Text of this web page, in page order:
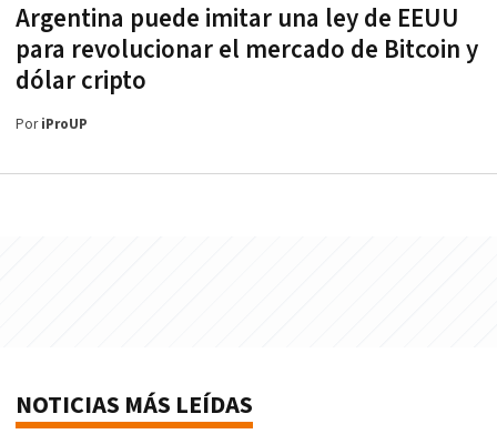
Argentina puede imitar una ley de EEUU
para revolucionar el mercado de Bitcoin y
dólar cripto
PoriProUP
NOTICIAS MÁS LEÍDAS